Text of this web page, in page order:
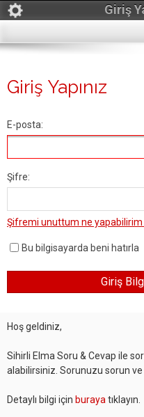
Giriş
Giriş Yapınız
E-posta:
Şifre:
Şifremi unuttum ne yapabilirim
Bu bilgisayarda beni hatırla
Hoş geldiniz,
Sihirli Elma Soru & Cevap ile
alabilirsiniz. Sorunuzu sorun ve
Detaylı bilgi için buraya tıklayın.